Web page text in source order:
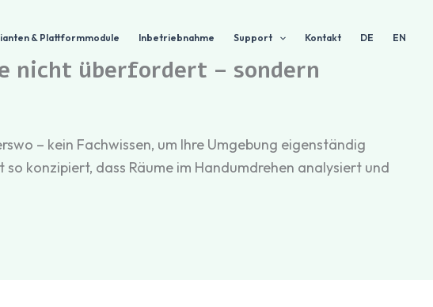
& Plattformmodule Inbetriebnahme Support Kontakt DE EN
– kein Fachwissen, um Ihre Umgebung eigenständig
konzipiert, dass Räume im Handumdrehen analysiert und
nicht überfordert – sondern